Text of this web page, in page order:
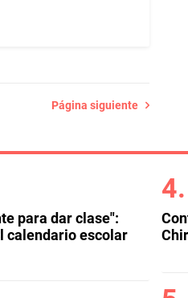
Página siguiente
para dar clase":
calendario escolar